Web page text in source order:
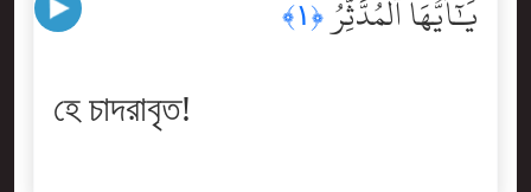
يَٰٓأَيُّهَا ٱلْمُدَّثِّرُ﴿١﴾
হে চাদরাবৃত!